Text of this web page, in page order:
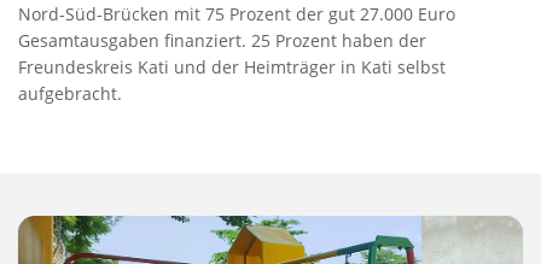
Nord-Süd-Brücken mit 75 Prozent der gut 27.000 Euro
Gesamtausgaben finanziert. 25 Prozent haben der
Freundeskreis Kati und der Heimträger in Kati selbst
aufgebracht.